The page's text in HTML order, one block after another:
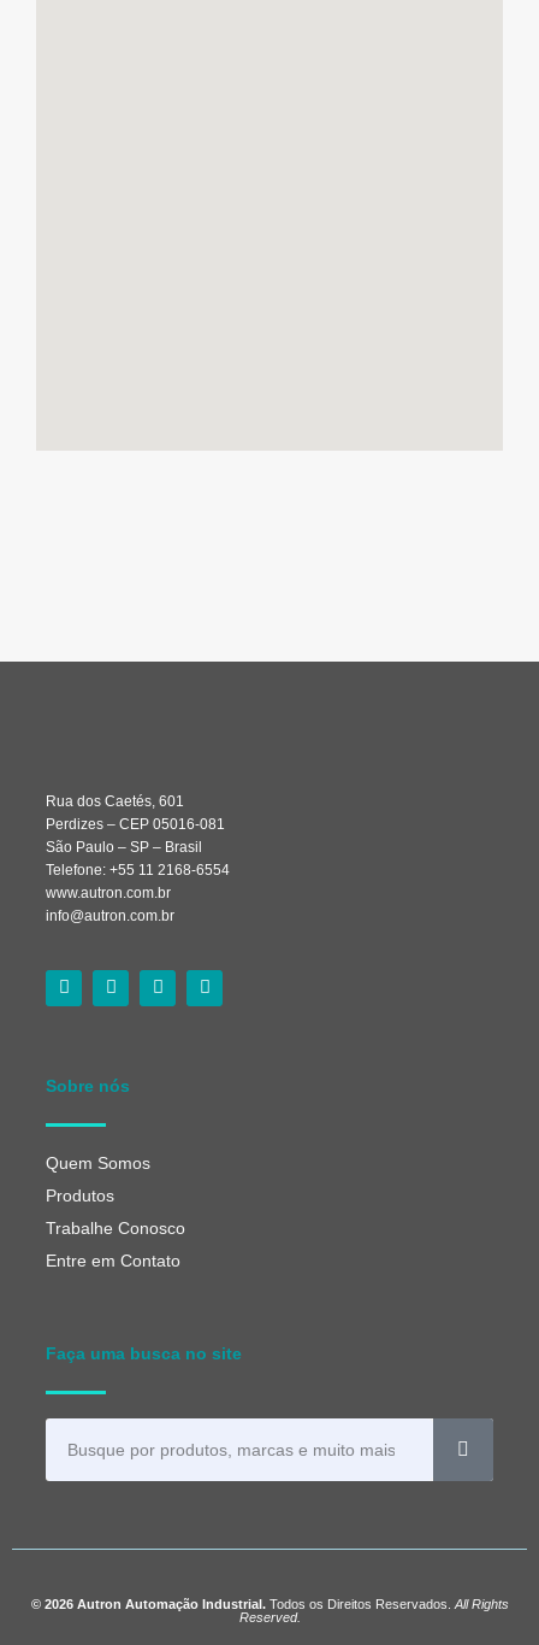
Rua dos Caetés, 601
Perdizes – CEP 05016-081
São Paulo – SP – Brasil
Telefone: +55 11 2168-6554
www.autron.com.br
info@autron.com.br
Sobre nós
Quem Somos
Produtos
Trabalhe Conosco
Entre em Contato
Faça uma busca no site
© 2026 Autron Automação Industrial.Todos os Direitos Reservados. All Rights
Reserved.